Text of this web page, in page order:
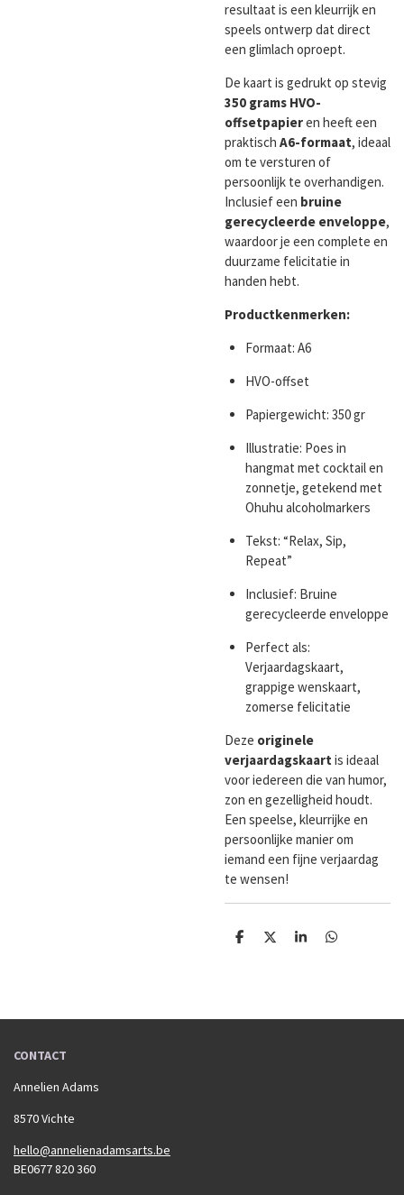
resultaat is een kleurrijk en
speels ontwerp dat direct
een glimlach oproept.
De kaart is gedrukt op stevig
350 grams HVO-
offsetpapieren heeft een
praktisch A6-formaat, ideaal
om te versturen of
persoonlijk te overhandigen.
Inclusief een bruine
gerecycleerde enveloppe,
waardoor je een complete en
duurzame felicitatie in
handen hebt.
Productkenmerken:
Formaat: A6
HVO-offset
Papiergewicht: 350 gr
Illustratie: Poes in
hangmat met cocktail en
zonnetje, getekend met
Ohuhu alcoholmarkers
Tekst: “Relax, Sip,
Repeat”
Inclusief: Bruine
gerecycleerde enveloppe
Perfect als:
Verjaardagskaart,
grappige wenskaart,
zomerse felicitatie
Deze originele
verjaardagskaart is ideaal
voor iedereen die van humor,
zon en gezelligheid houdt.
Een speelse, kleurrijke en
persoonlijke manier om
iemand een fijne verjaardag
te wensen!
D
D
S
D
CONTACT
Annelien Adams
8570 Vichte
hello@annelienadamsarts.be
BE0677 820 360